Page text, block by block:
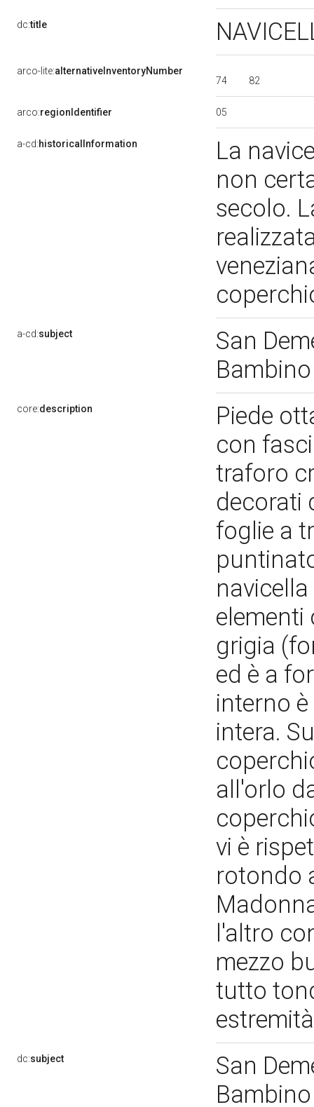
dc:title
arco-lite:alternativeInventoryNumber
74
82
arco:regionIdentifier 05
a-cd:historicalInformation
La
non
secolo.
a-cd:subject
San
core:description
Piede
con
traforo
decorati
foglie a
elementi
grigia
ed è a
interno
intera.
all'orlo
vi è
rotondo
l'altro
mezzo
tutto
dc:subject
San